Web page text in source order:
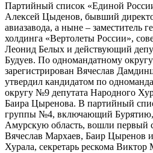
Партийный список «Единой
Алексей Цыденов, бывший
авиазавода, а ныне – заместитель
холдинга «Вертолеты России»,
Леонид Белых и действующий
Будуев. По одномандатному
зарегистрирован Вячеслав
утвердил кандидатом по
округу №9 депутата Народного
Баира Цыренова. В партийный
группы №4, включающий Бурятию,
Амурскую область, вошли
Вячеслав Мархаев, Баир Цыренов
Хурала, секретарь рескома